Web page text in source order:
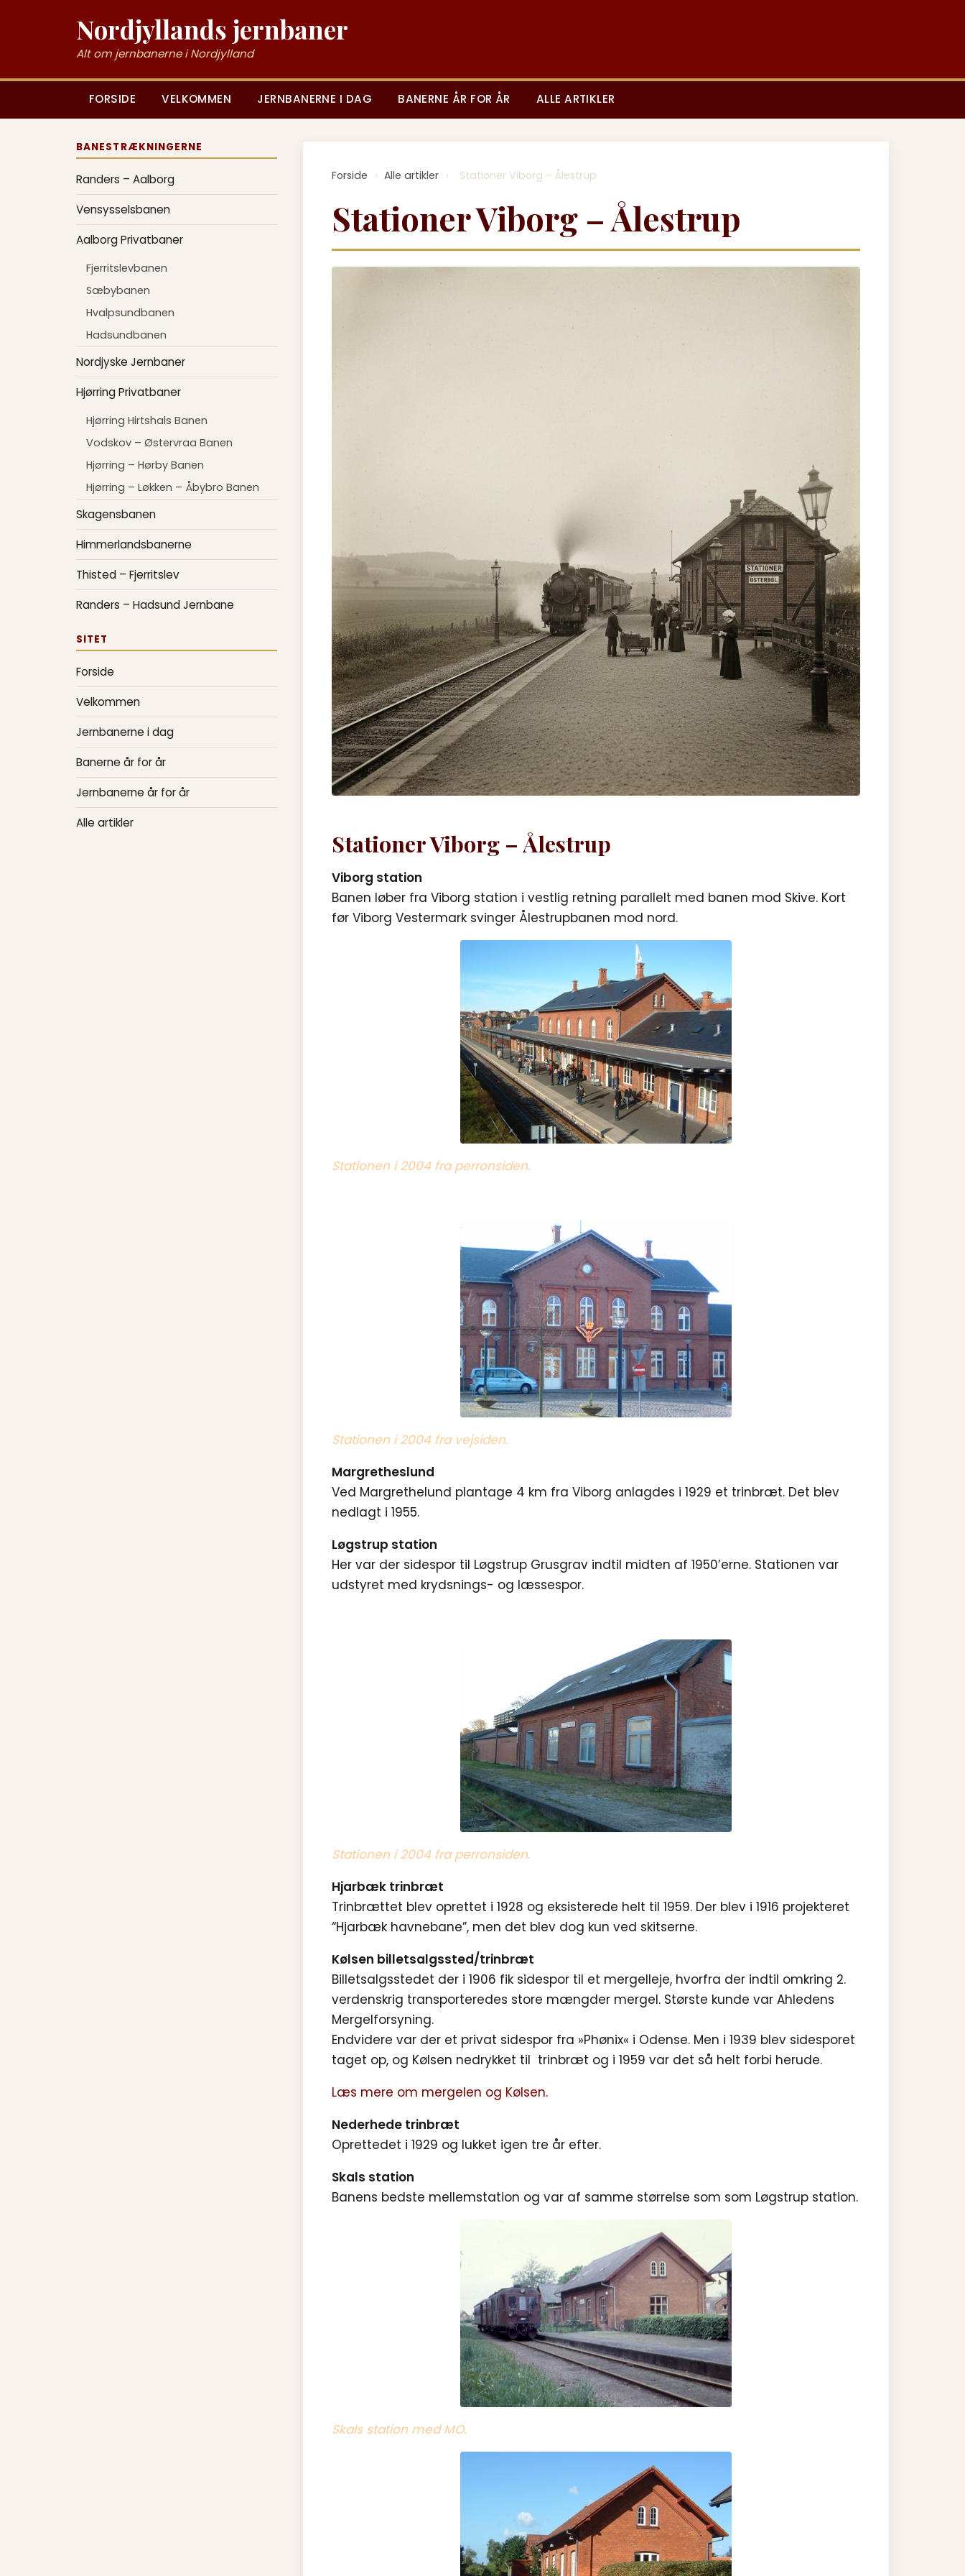
Nordjyllands jernbaner
Alt om jernbanerne i Nordjylland
FORSIDE VELKOMMEN JERNBANERNE I DAG BANERNE ÅR FOR ÅR ALLE ARTIKLER
BANESTRÆKNINGERNE
Randers – Aalborg
Vensysselsbanen
Aalborg Privatbaner
Fjerritslevbanen
Sæbybanen
Hvalpsundbanen
Hadsundbanen
Nordjyske Jernbaner
Hjørring Privatbaner
Hjørring Hirtshals Banen
Vodskov – Østervraa Banen
Hjørring – Hørby Banen
Hjørring – Løkken – Åbybro Banen
Skagensbanen
Himmerlandsbanerne
Thisted – Fjerritslev
Randers – Hadsund Jernbane
SITET
Forside
Velkommen
Jernbanerne i dag
Banerne år for år
Jernbanerne år for år
Alle artikler
Forside › Alle artikler › Stationer Viborg – Ålestrup
Stationer Viborg – Ålestrup
Stationer Viborg – Ålestrup
Viborg station
Banen løber fra Viborg station i vestlig retning parallelt med banen mod Skive. Kort
før Viborg Vestermark svinger Ålestrupbanen mod nord.
Stationen i 2004 fra perronsiden.
Stationen i 2004 fra vejsiden.
Margretheslund
Ved Margrethelund plantage 4 km fra Viborg anlagdes i 1929 et trinbræt. Det blev
nedlagt i 1955.
Løgstrup station
Her var der sidespor til Løgstrup Grusgrav indtil midten af 1950’erne. Stationen var
udstyret med krydsnings- og læssespor.
Stationen i 2004 fra perronsiden.
Hjarbæk trinbræt
Trinbrættet blev oprettet i 1928 og eksisterede helt til 1959. Der blev i 1916 projekteret
“Hjarbæk havnebane”, men det blev dog kun ved skitserne.
Kølsen billetsalgssted/trinbræt
Billetsalgsstedet der i 1906 fik sidespor til et mergelleje, hvorfra der indtil omkring 2.
verdenskrig transporteredes store mængder mergel. Største kunde var Ahledens
Mergelforsyning.
Endvidere var der et privat sidespor fra »Phønix« i Odense. Men i 1939 blev sidesporet
taget op, og Kølsen nedrykket til trinbræt og i 1959 var det så helt forbi herude.
Læs mere om mergelen og Kølsen.
Nederhede trinbræt
Oprettedet i 1929 og lukket igen tre år efter.
Skals station
Banens bedste mellemstation og var af samme størrelse som som Løgstrup station.
Skals station med MO.